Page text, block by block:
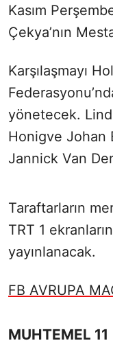
Kasım
Çekya’nın
Karşılaşmayı
yönetecek.
Honigve Johan
Jannick Van